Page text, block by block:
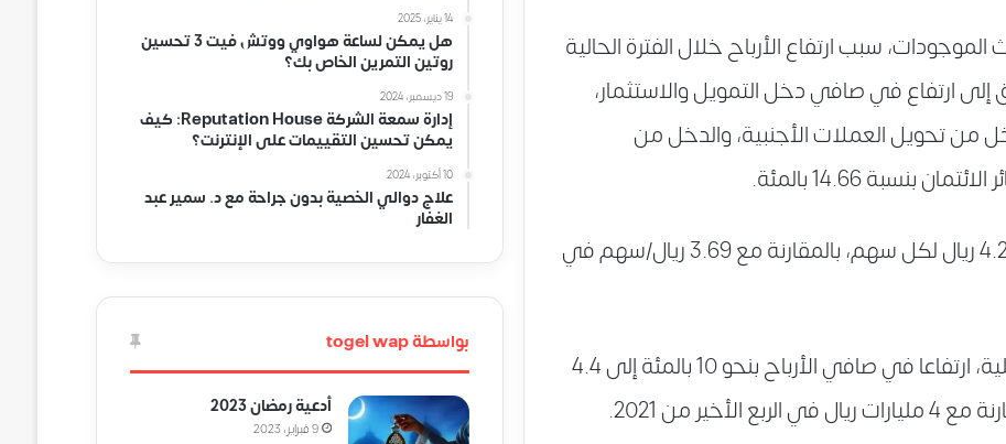
سبب ارتفاع الأرباح خلال الفترة الحالية
إلى ارتفاع في صافي دخل التمويل والاستثمار،
من تحويل العملات الأجنبية، والدخل من
14.66 بالمئة.
وبلغت ربحية السهم في العام الماضي 4.24 ريال لكل سهم، بالمقارنة مع 3.69 ريال/سهم في
وأظهرت نتائج أعمال مصرف الراجحي الفصلية، ارتفاعا في صافي الأرباح بنحو 10 بالمئة إلى 4.4
14 يناير، 2025
هل يمكن لساعة هواوي ووتش فيت 3 تحسين
روتين التمرين الخاص بك؟
19 ديسمبر، 2024
إدارة سمعة الشركة Reputation House: كيف
يمكن تحسين التقييمات على الإنترنت؟
10 أكتوبر، 2024
علاج دوالي الخصية بدون جراحة مع د. سمير عبد
الغفار
بواسطة togel wap
أدعية رمضان 2023
9 فبراير، 2023